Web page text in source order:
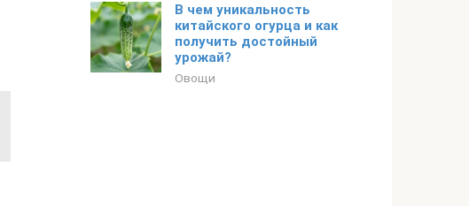
В чем уникальность
китайского огурца и как
получить достойный
урожай?
Овощи